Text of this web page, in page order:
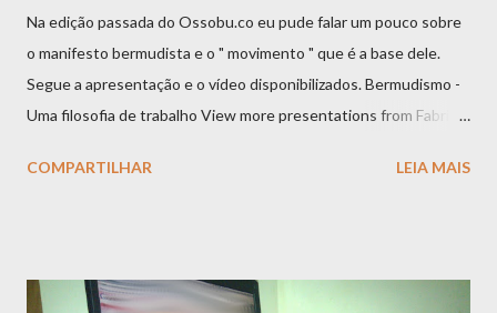
Na edição passada do Ossobu.co eu pude falar um pouco sobre
o manifesto bermudista e o " movimento " que é a base dele.
Segue a apresentação e o vídeo disponibilizados. Bermudismo -
Uma filosofia de trabalho View more presentations from Fabricio
impedindo de colocar o audio nos slides. Mas acredito que o
TEDTalks onde qualquer pessoa pode expor suas idéias e criar
COMPARTILHAR LEIA MAIS